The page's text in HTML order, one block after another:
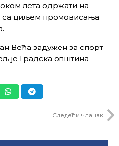
лета одржати на
са циљем промовисања
Већа задужен за спорт
је Градска општина
Следећи чланак